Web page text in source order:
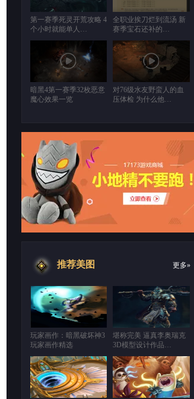
第一赛季死灵开荒攻略 4
个小时就能单人…
全职业挨刀烂到流汤 新
赛季宝石还补的…
暗黑4第一赛季32枚恶意
魔心效果一览
对76级水友野蛮人的血
压体检 为什么他…
推荐美图 更多»
玩家画作：暗黑破坏神3
玩家画作精选
堪称完美 逼真李奥瑞克
3D模型设计作品…